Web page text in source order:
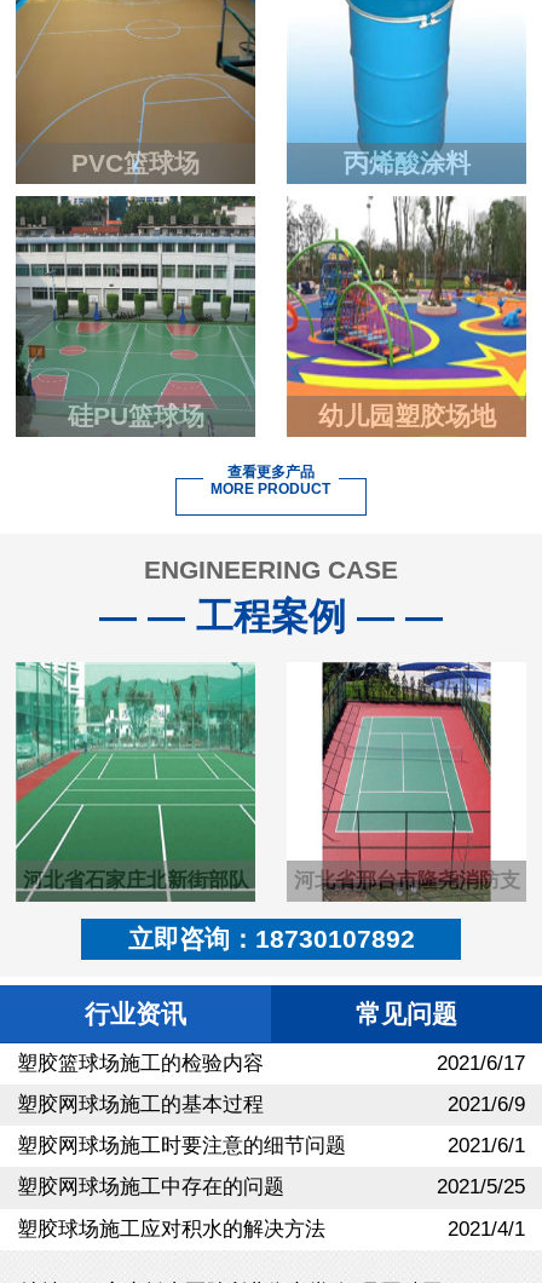
PVC篮球场 丙烯酸涂料
硅PU篮球场 幼儿园塑胶场地
查看更多产品
MORE PRODUCT
ENGINEERING CASE
— — 工程案例 — —
河北省石家庄北新街部队
塑胶pu羽毛球场
河北省邢台市隆尧消防支
队硬地丙烯酸篮球场
立即咨询：18730107892
行业资讯 常见问题
2021/6/17
塑胶篮球场施工的检验内容
2021/6/9
塑胶网球场施工的基本过程
2021/6/1
塑胶网球场施工时要注意的细节问题
2021/5/25
塑胶网球场施工中存在的问题
2021/4/1
塑胶球场施工应对积水的解决方法